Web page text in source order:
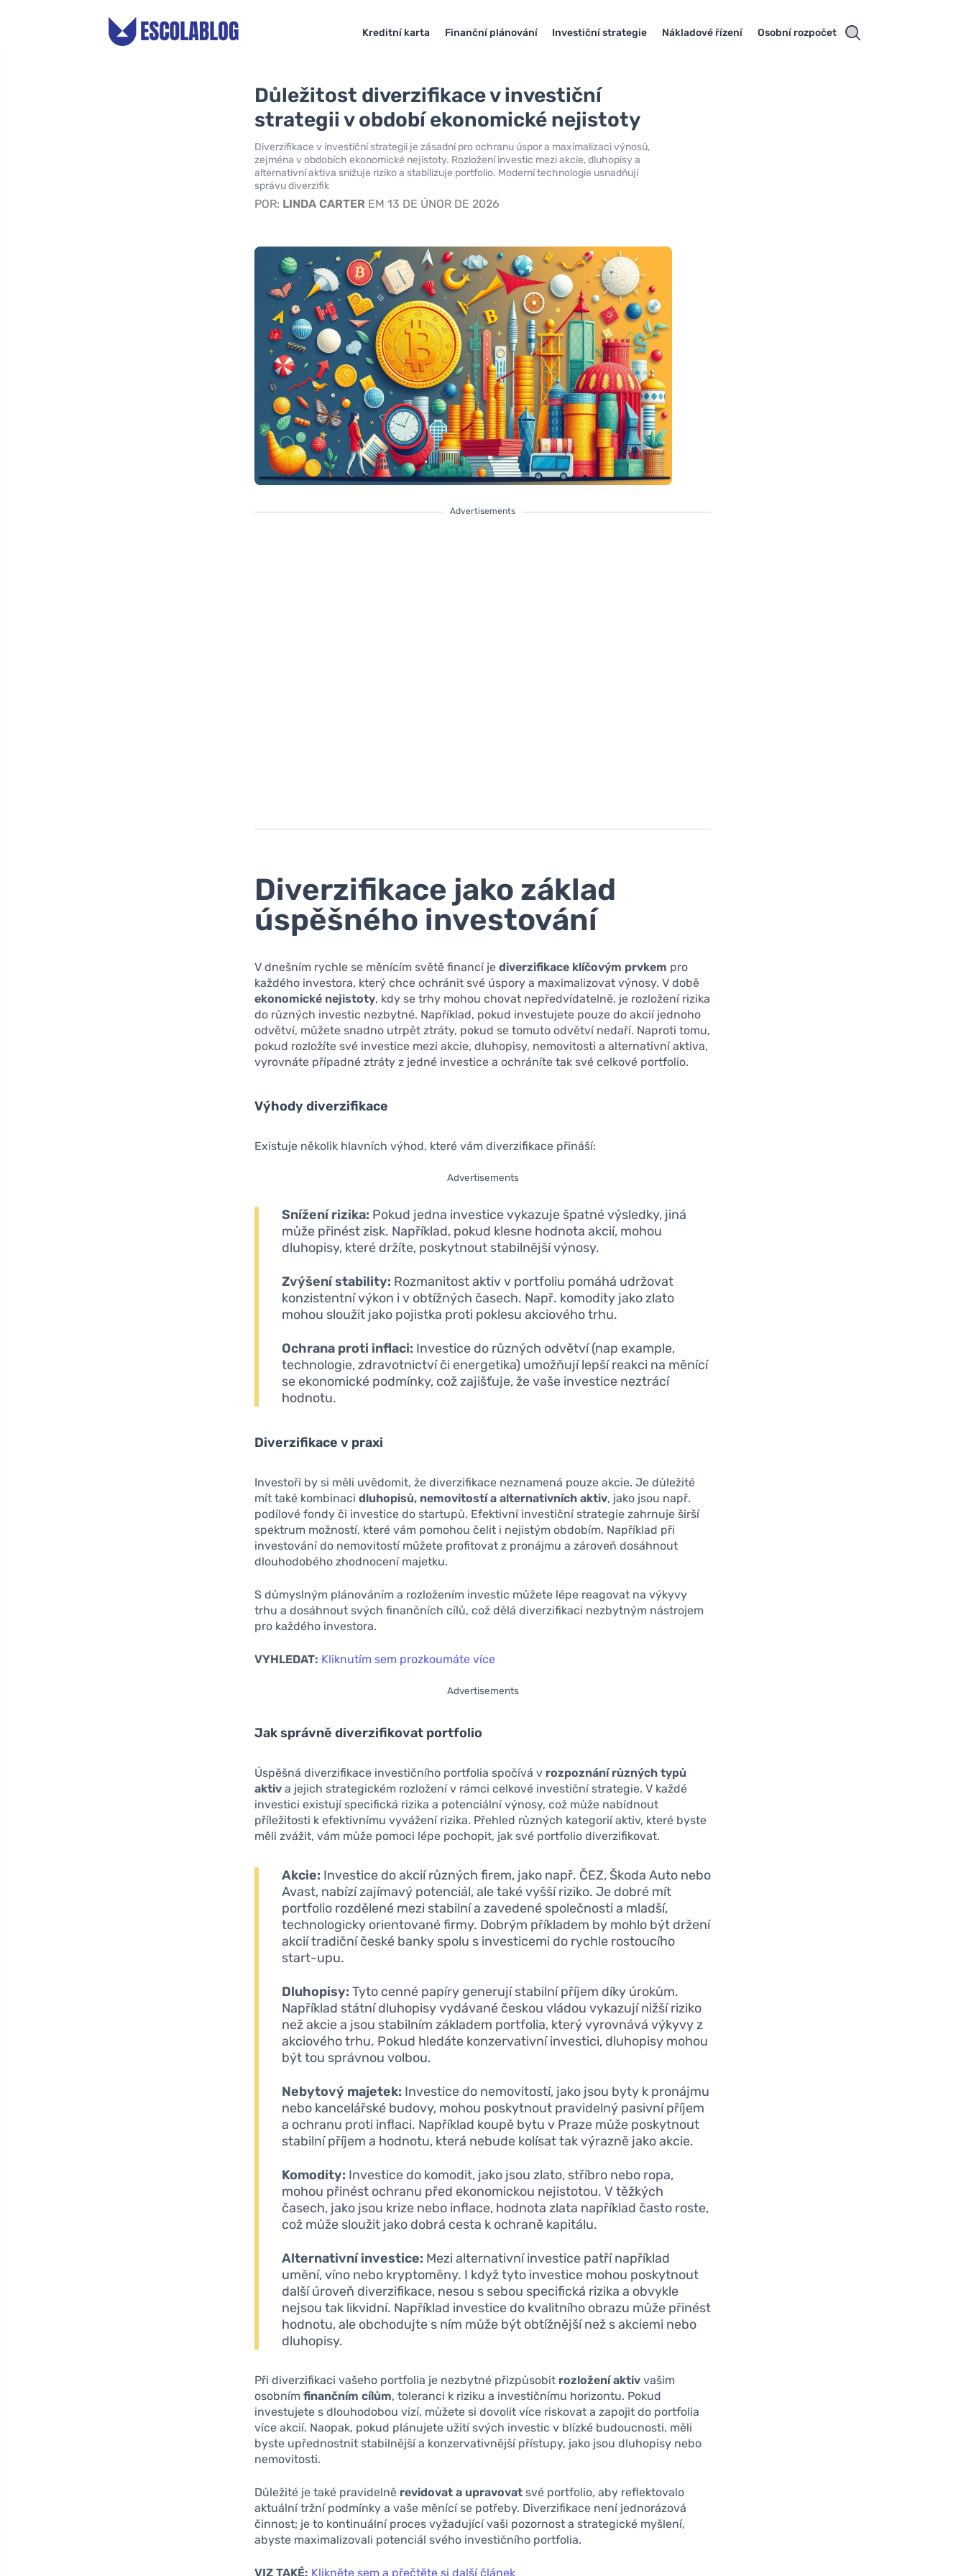
Kreditní karta Finanční plánování Investiční strategie Nákladové řízení Osobní rozpočet
Důležitost diverzifikace v investiční
strategii v období ekonomické nejistoty
Diverzifikace v investiční strategii je zásadní pro ochranu úspor a maximalizaci výnosů,
zejména v obdobích ekonomické nejistoty. Rozložení investic mezi akcie, dluhopisy a
alternativní aktiva snižuje riziko a stabilizuje portfolio. Moderní technologie usnadňují
správu diverzifik
POR: LINDA CARTER EM 13 DE ÚNOR DE 2026
Advertisements
Diverzifikace jako základ
úspěšného investování
V dnešním rychle se měnícím světě financí jediverzifikace klíčovým prvkem pro
každého investora, který chce ochránit své úspory a maximalizovat výnosy. V době
ekonomické nejistoty, kdy se trhy mohou chovat nepředvídatelně, je rozložení rizika
do různých investic nezbytné. Například, pokud investujete pouze do akcií jednoho
odvětví, můžete snadno utrpět ztráty, pokud se tomuto odvětví nedaří. Naproti tomu,
pokud rozložíte své investice mezi akcie, dluhopisy, nemovitosti a alternativní aktiva,
vyrovnáte případné ztráty z jedné investice a ochráníte tak své celkové portfolio.
Výhody diverzifikace
Existuje několik hlavních výhod, které vám diverzifikace přináší:
Advertisements
Snížení rizika: Pokud jedna investice vykazuje špatné výsledky, jiná
může přinést zisk. Například, pokud klesne hodnota akcií, mohou
dluhopisy, které držíte, poskytnout stabilnější výnosy.
Zvýšení stability: Rozmanitost aktiv v portfoliu pomáhá udržovat
konzistentní výkon i v obtížných časech. Např. komodity jako zlato
mohou sloužit jako pojistka proti poklesu akciového trhu.
Ochrana proti inflaci: Investice do různých odvětví (nap example,
technologie, zdravotnictví či energetika) umožňují lepší reakci na měnící
se ekonomické podmínky, což zajišťuje, že vaše investice neztrácí
hodnotu.
Diverzifikace v praxi
Investoři by si měli uvědomit, že diverzifikace neznamená pouze akcie. Je důležité
mít také kombinacidluhopisů, nemovitostí a alternativních aktiv, jako jsou např.
podílové fondy či investice do startupů. Efektivní investiční strategie zahrnuje širší
spektrum možností, které vám pomohou čelit i nejistým obdobím. Například při
investování do nemovitostí můžete profitovat z pronájmu a zároveň dosáhnout
dlouhodobého zhodnocení majetku.
S důmyslným plánováním a rozložením investic můžete lépe reagovat na výkyvy
trhu a dosáhnout svých finančních cílů, což dělá diverzifikaci nezbytným nástrojem
pro každého investora.
VYHLEDAT: Kliknutím sem prozkoumáte více
Advertisements
Jak správně diverzifikovat portfolio
Úspěšná diverzifikace investičního portfolia spočívá v rozpoznání různých typů
aktiv a jejich strategickém rozložení v rámci celkové investiční strategie. V každé
investici existují specifická rizika a potenciální výnosy, což může nabídnout
příležitosti k efektivnímu vyvážení rizika. Přehled různých kategorií aktiv, které byste
měli zvážit, vám může pomoci lépe pochopit, jak své portfolio diverzifikovat.
Akcie: Investice do akcií různých firem, jako např. ČEZ, Škoda Auto nebo
Avast, nabízí zajímavý potenciál, ale také vyšší riziko. Je dobré mít
portfolio rozdělené mezi stabilní a zavedené společnosti a mladší,
technologicky orientované firmy. Dobrým příkladem by mohlo být držení
akcií tradiční české banky spolu s investicemi do rychle rostoucího
start-upu.
Dluhopisy: Tyto cenné papíry generují stabilní příjem díky úrokům.
Například státní dluhopisy vydávané českou vládou vykazují nižší riziko
než akcie a jsou stabilním základem portfolia, který vyrovnává výkyvy z
akciového trhu. Pokud hledáte konzervativní investici, dluhopisy mohou
být tou správnou volbou.
Nebytový majetek: Investice do nemovitostí, jako jsou byty k pronájmu
nebo kancelářské budovy, mohou poskytnout pravidelný pasivní příjem
a ochranu proti inflaci. Například koupě bytu v Praze může poskytnout
stabilní příjem a hodnotu, která nebude kolísat tak výrazně jako akcie.
Komodity: Investice do komodit, jako jsou zlato, stříbro nebo ropa,
mohou přinést ochranu před ekonomickou nejistotou. V těžkých
časech, jako jsou krize nebo inflace, hodnota zlata například často roste,
což může sloužit jako dobrá cesta k ochraně kapitálu.
Alternativní investice: Mezi alternativní investice patří například
umění, víno nebo kryptoměny. I když tyto investice mohou poskytnout
další úroveň diverzifikace, nesou s sebou specifická rizika a obvykle
nejsou tak likvidní. Například investice do kvalitního obrazu může přinést
hodnotu, ale obchodujte s ním může být obtížnější než s akciemi nebo
dluhopisy.
Při diverzifikaci vašeho portfolia je nezbytné přizpůsobit rozložení aktiv vašim
osobnímfinančním cílům, toleranci k riziku a investičnímu horizontu. Pokud
investujete s dlouhodobou vizí, můžete si dovolit více riskovat a zapojit do portfolia
více akcií. Naopak, pokud plánujete užití svých investic v blízké budoucnosti, měli
byste upřednostnit stabilnější a konzervativnější přístupy, jako jsou dluhopisy nebo
nemovitosti.
Důležité je také pravidelně revidovat a upravovat své portfolio, aby reflektovalo
aktuální tržní podmínky a vaše měnící se potřeby. Diverzifikace není jednorázová
činnost; je to kontinuální proces vyžadující vaši pozornost a strategické myšlení,
abyste maximalizovali potenciál svého investičního portfolia.
VIZ TAKÉ: Klikněte sem a přečtěte si další článek